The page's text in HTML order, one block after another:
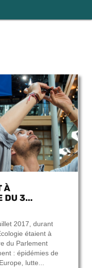
À
DU 3...
2017, durant
étaient à
du Parlement
: épidémies de
lutte...